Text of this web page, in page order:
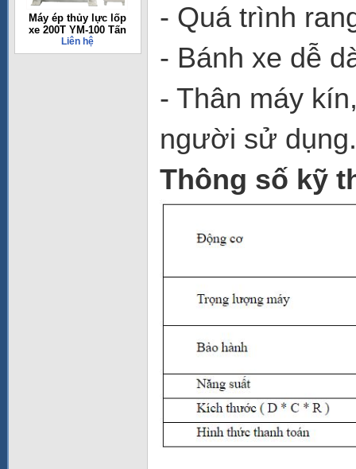
Máy ép thủy lực lốp
xe 200T YM-100 Tấn
Liên hệ
- Quá trình
- Bánh xe dễ
- Thân máy
người sử dụng.
Thông số kỹ